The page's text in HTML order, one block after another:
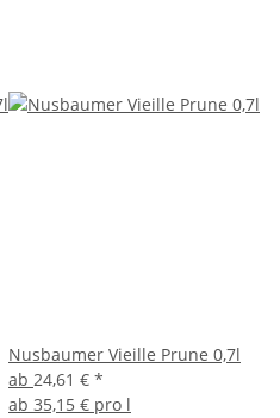
Nusbaumer Vieille Prune 0,7l
ab 24,61 € *
ab 35,15 € pro l